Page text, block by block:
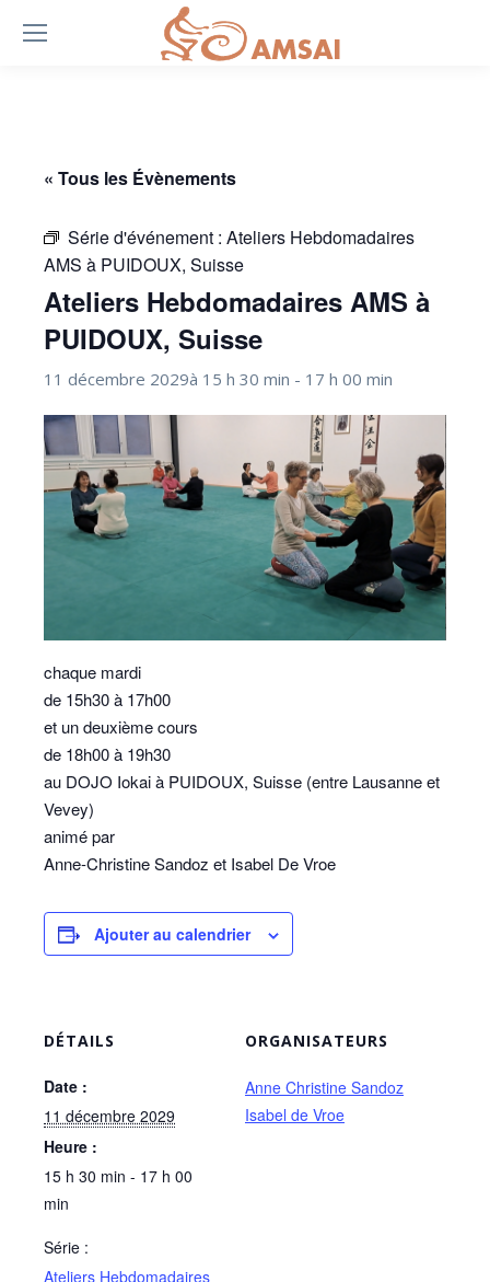
« Tous les Évènements
Série d'événement : Ateliers Hebdomadaires
AMS à PUIDOUX, Suisse
Ateliers Hebdomadaires AMS à
PUIDOUX, Suisse
11 décembre 2029à 15 h 30 min - 17 h 00 min
chaque mardi
de 15h30 à 17h00
et un deuxième cours
de 18h00 à 19h30
au DOJO Iokai à PUIDOUX, Suisse (entre Lausanne et
Vevey)
animé par
Anne-Christine Sandoz et Isabel De Vroe
Ajouter au calendrier
DÉTAILS
Date :
11 décembre 2029
Heure :
15 h 30 min - 17 h 00
min
Série :
Ateliers Hebdomadaires
ORGANISATEURS
Anne Christine Sandoz
Isabel de Vroe